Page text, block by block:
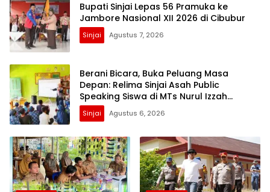
Bupati Sinjai Lepas 56 Pramuka ke
Jambore Nasional XII 2026 di Cibubur
Sinjai Agustus 7, 2026
Berani Bicara, Buka Peluang Masa
Depan: Relima Sinjai Asah Public
Speaking Siswa di MTs Nurul Izzah
Kalamisu
Sinjai Agustus 6, 2026